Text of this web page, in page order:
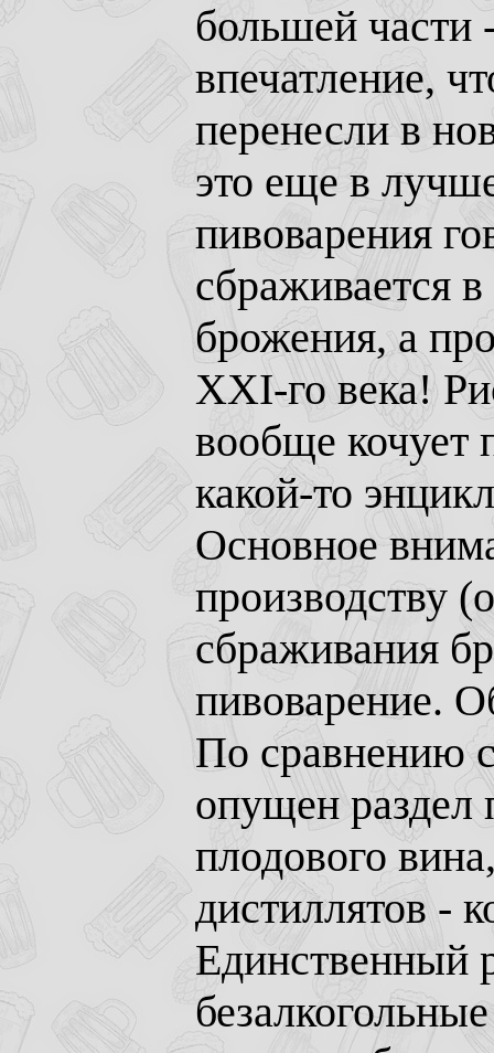
большей части
впечатление,
перенесли в
это еще в
пивоварения
сбраживается
брожения, а
XXI-го века!
вообще кочует
какой-то
Основное
производству
сбраживания
пивоварение.
По сравнению
опущен раздел
плодового
дистиллятов -
Единственный